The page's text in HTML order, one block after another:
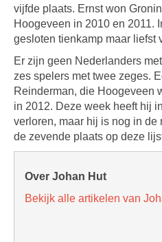
vijfde plaats. Ernst won
Hoogeveen in 2010 en 2011.
gesloten tienkamp maar liefst
Er zijn geen Nederlanders
zes spelers met twee zeges.
Reinderman, die Hoogeveen
in 2012. Deze week heeft hij
verloren, maar hij is nog in de
de zevende plaats op deze
Over Johan Hut
Bekijk alle artikelen van